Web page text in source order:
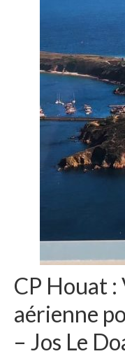
CP Houat :
aérienne
– Jos Le